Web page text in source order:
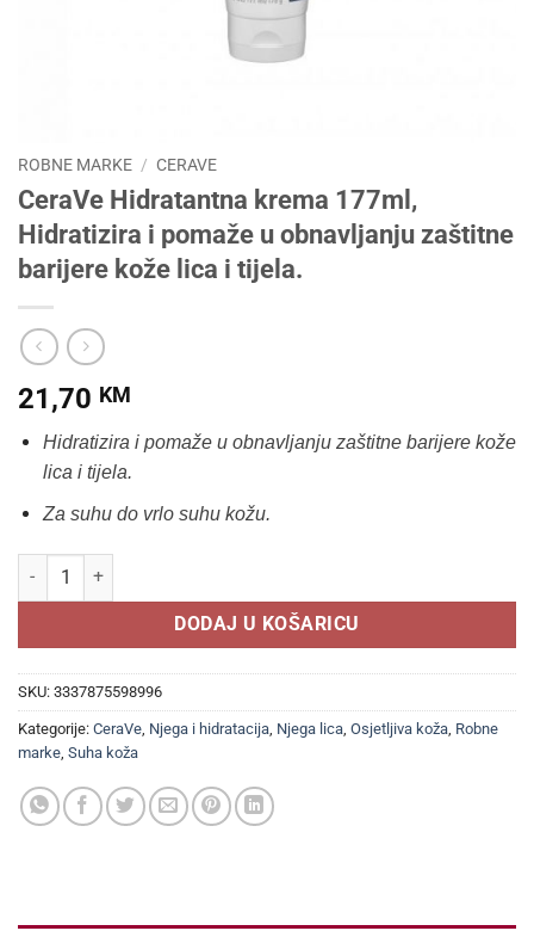
ROBNE MARKE / CERAVE
CeraVe Hidratantna krema 177ml,
Hidratizira i pomaže u obnavljanju zaštitne
barijere kože lica i tijela.
21,70 KM
Hidratizira i pomaže u obnavljanju zaštitne barijere kože
lica i tijela.
Za suhu do vrlo suhu kožu.
CeraVe Hidratantna krema 177ml, Hidratizira i pomaže u
DODAJ U KOŠARICU
SKU: 3337875598996
Kategorije: CeraVe Njega i hidratacija Njega lica Osjetljiva koža Robne
marke Suha koža